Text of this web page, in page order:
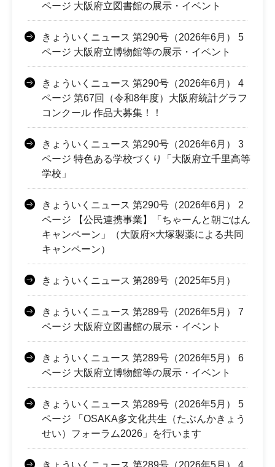
ページ 大阪府立図書館の展示・イベント
きょういくニュース 第290号（2026年6月） 5
ページ 大阪府立博物館等の展示・イベント
きょういくニュース 第290号（2026年6月） 4
ページ 第67回（令和8年度）大阪府統計グラフ
コンクール 作品大募集！！
きょういくニュース 第290号（2026年6月） 3
ページ 特色ある学校づくり「大阪府立千里高等
学校」
きょういくニュース 第290号（2026年6月） 2
ページ 【公民連携事業】「ちゃーんと朝ごはん
キャンペーン」（大阪府×大塚製薬による共同
キャンペーン）
きょういくニュース 第289号（2025年5月）
きょういくニュース 第289号（2026年5月） 7
ページ 大阪府立図書館の展示・イベント
きょういくニュース 第289号（2026年5月） 6
ページ 大阪府立博物館等の展示・イベント
きょういくニュース 第289号（2026年5月） 5
ページ 「OSAKA多文化共生（たぶんかきょう
せい）フォーラム2026」を行います